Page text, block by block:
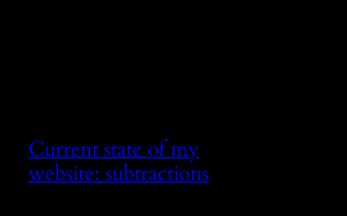
Current state of my
website: subtractions